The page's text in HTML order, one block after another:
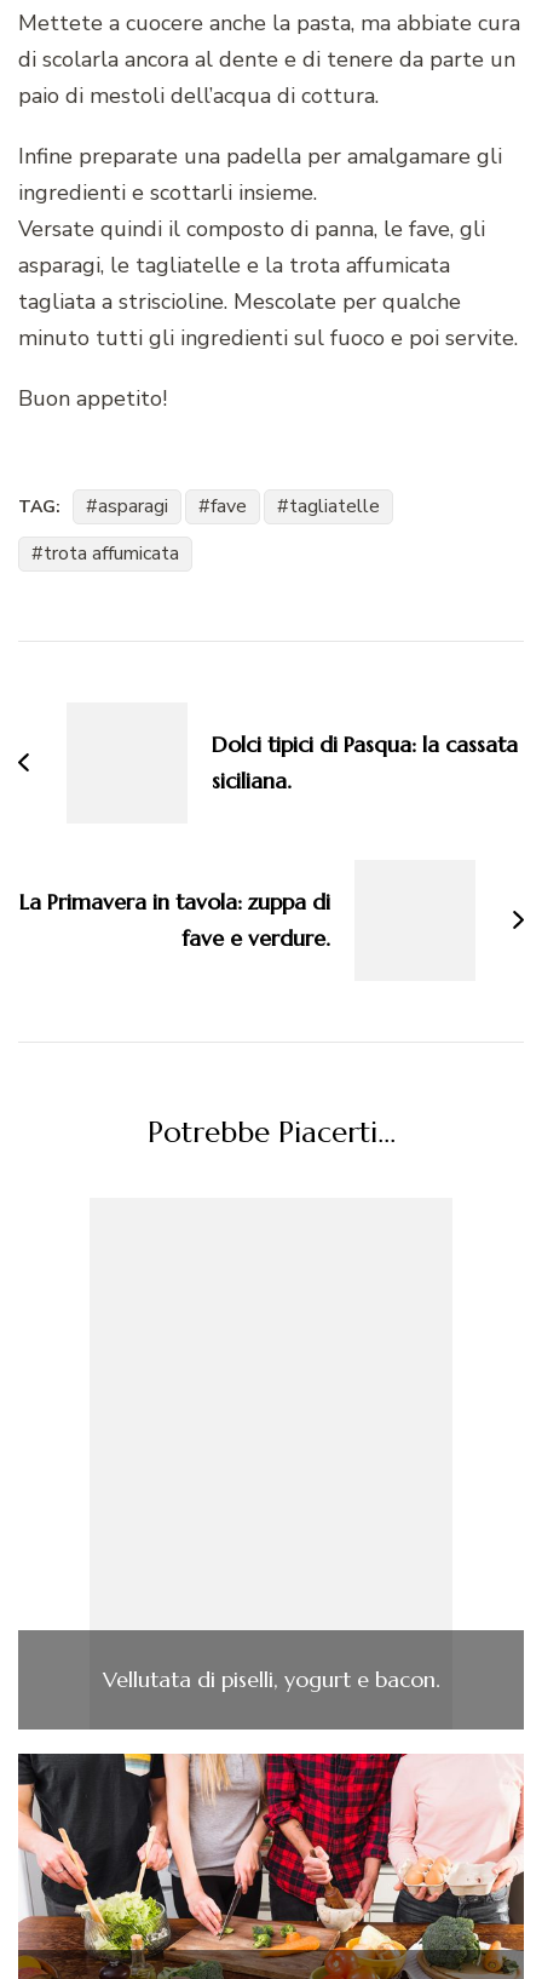
Mettete a cuocere anche la pasta, ma abbiate cura
di scolarla ancora al dente e di tenere da parte un
paio di mestoli dell’acqua di cottura.
Infine preparate una padella per amalgamare gli
ingredienti e scottarli insieme.
Versate quindi il composto di panna, le fave, gli
asparagi, le tagliatelle e la trota affumicata
tagliata a striscioline. Mescolate per qualche
minuto tutti gli ingredienti sul fuoco e poi servite.
Buon appetito!
TAG: asparagi fave
tagliatelle
trota affumicata
Dolci tipici di Pasqua: la cassata
siciliana.
La Primavera in tavola: zuppa di
fave e verdure.
Potrebbe Piacerti...
Vellutata di piselli, yogurt e bacon.